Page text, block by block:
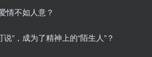
情不如人意？
”，成为了精神上的“陌生人”？